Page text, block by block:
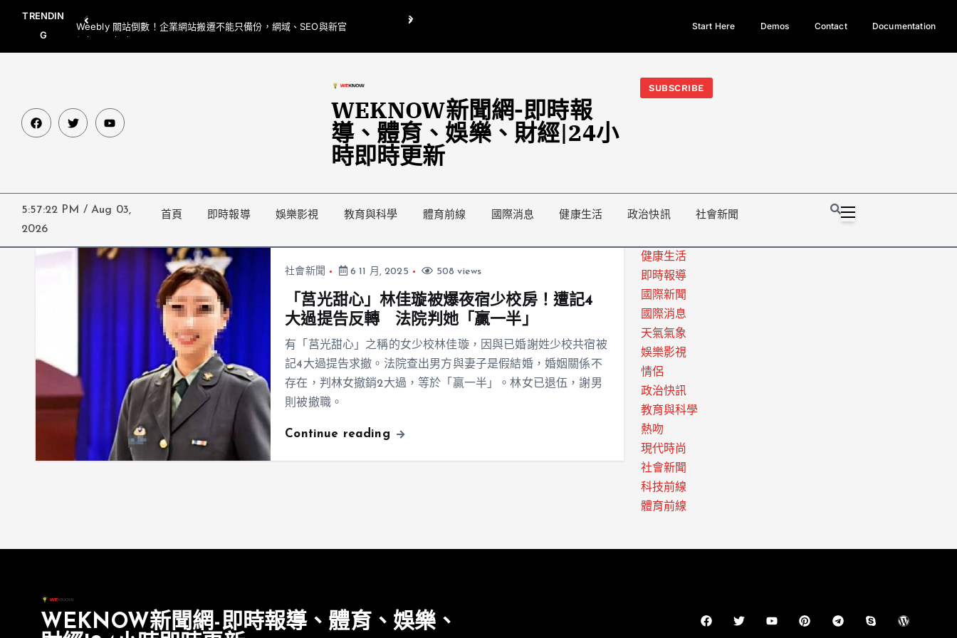
TRENDIN
G
Weebly 關站倒數！企業網站搬遷不能只備份，網域、SEO與新官
網都要一起處理
翁曉玲喊刪陸委會1295萬媒宣費惹議 梁文傑回「只能靠嘴巴」
今日熱門新聞TOP3｜西拉雅族正式成第17個原住民族、立院電競
光電場回
Start Here Demos Contact Documentation
WEKNOW新聞網-即時報
導、體育、娛樂、財經|24小
時即時更新
SUBSCRIBE
5:57:22 PM / Aug 03,
2026
首頁 即時報導 娛樂影視 教育與科學 體育前線 國際消息 健康生活 政治快訊 社會新聞
社會新聞 6 11 月, 2025 508 views
「莒光甜心」林佳璇被爆夜宿少校房！遭記4
大過提告反轉 法院判她「贏一半」
有「莒光甜心」之稱的女少校林佳璇，因與已婚謝姓少校共宿被
記4大過提告求撤。法院查出男方與妻子是假結婚，婚姻關係不
存在，判林女撤銷2大過，等於「贏一半」。林女已退伍，謝男
則被撤職。
Continue reading
健康生活
即時報導
國際新聞
國際消息
天氣氣象
娛樂影視
情侶
政治快訊
教育與科學
熱吻
現代時尚
社會新聞
科技前線
體育前線
WEKNOW新聞網-即時報導、體育、娛樂、